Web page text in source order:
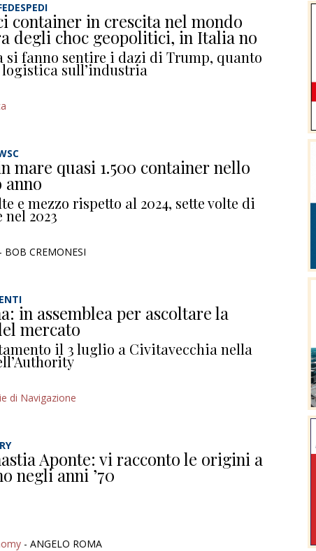
container in crescita nel mondo
degli choc geopolitici, in Italia no
si fanno sentire i dazi di Trump, quanto
logistica sull’industria
mare quasi 1.500 container nello
anno
e mezzo rispetto al 2024, sette volte di
2023
- BOB CREMONESI
in assemblea per ascoltare la
mercato
il 3 luglio a Civitavecchia nella
di Navigazione
Aponte: vi racconto le origini a
negli anni ’70
- ANGELO ROMA